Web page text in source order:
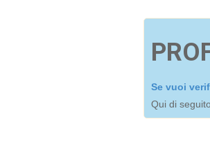
Se vuoi
Qui di